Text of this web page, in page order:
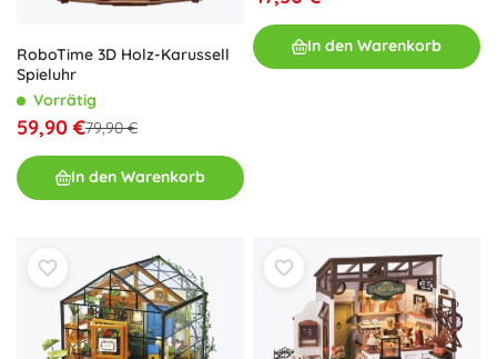
RoboTime 3D Holz-Karussell
Spieluhr
Vorrätig
59,90 €79,90 €
In den Warenkorb
In den Warenkorb